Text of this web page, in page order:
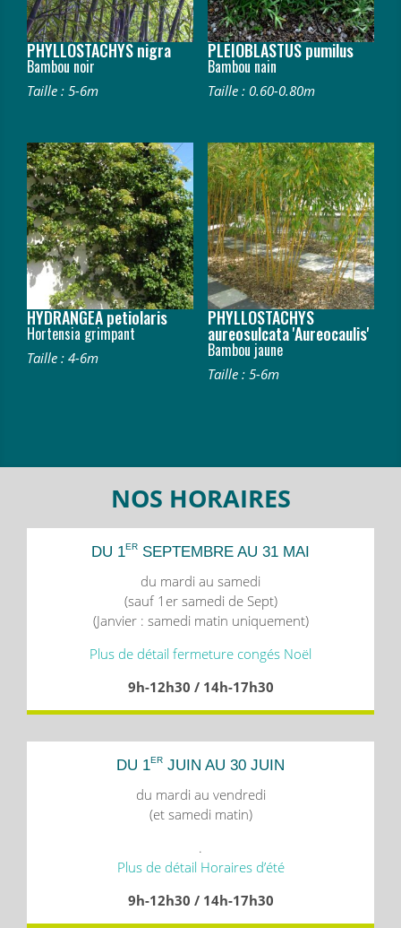
PHYLLOSTACHYS nigra
Bambou noir
Taille : 5-6m
PLEIOBLASTUS pumilus
Bambou nain
Taille : 0.60-0.80m
HYDRANGEA petiolaris
Hortensia grimpant
Taille : 4-6m
PHYLLOSTACHYS
aureosulcata 'Aureocaulis'
Bambou jaune
Taille : 5-6m
NOS HORAIRES
DU 1ER SEPTEMBRE AU 31 MAI
du mardi au samedi
(sauf 1er samedi de Sept)
(Janvier : samedi matin uniquement)
Plus de détail fermeture congés Noël
9h-12h30 / 14h-17h30
DU 1ER JUIN AU 30 JUIN
du mardi au vendredi
(et samedi matin)
.
Plus de détail Horaires d’été
9h-12h30 / 14h-17h30